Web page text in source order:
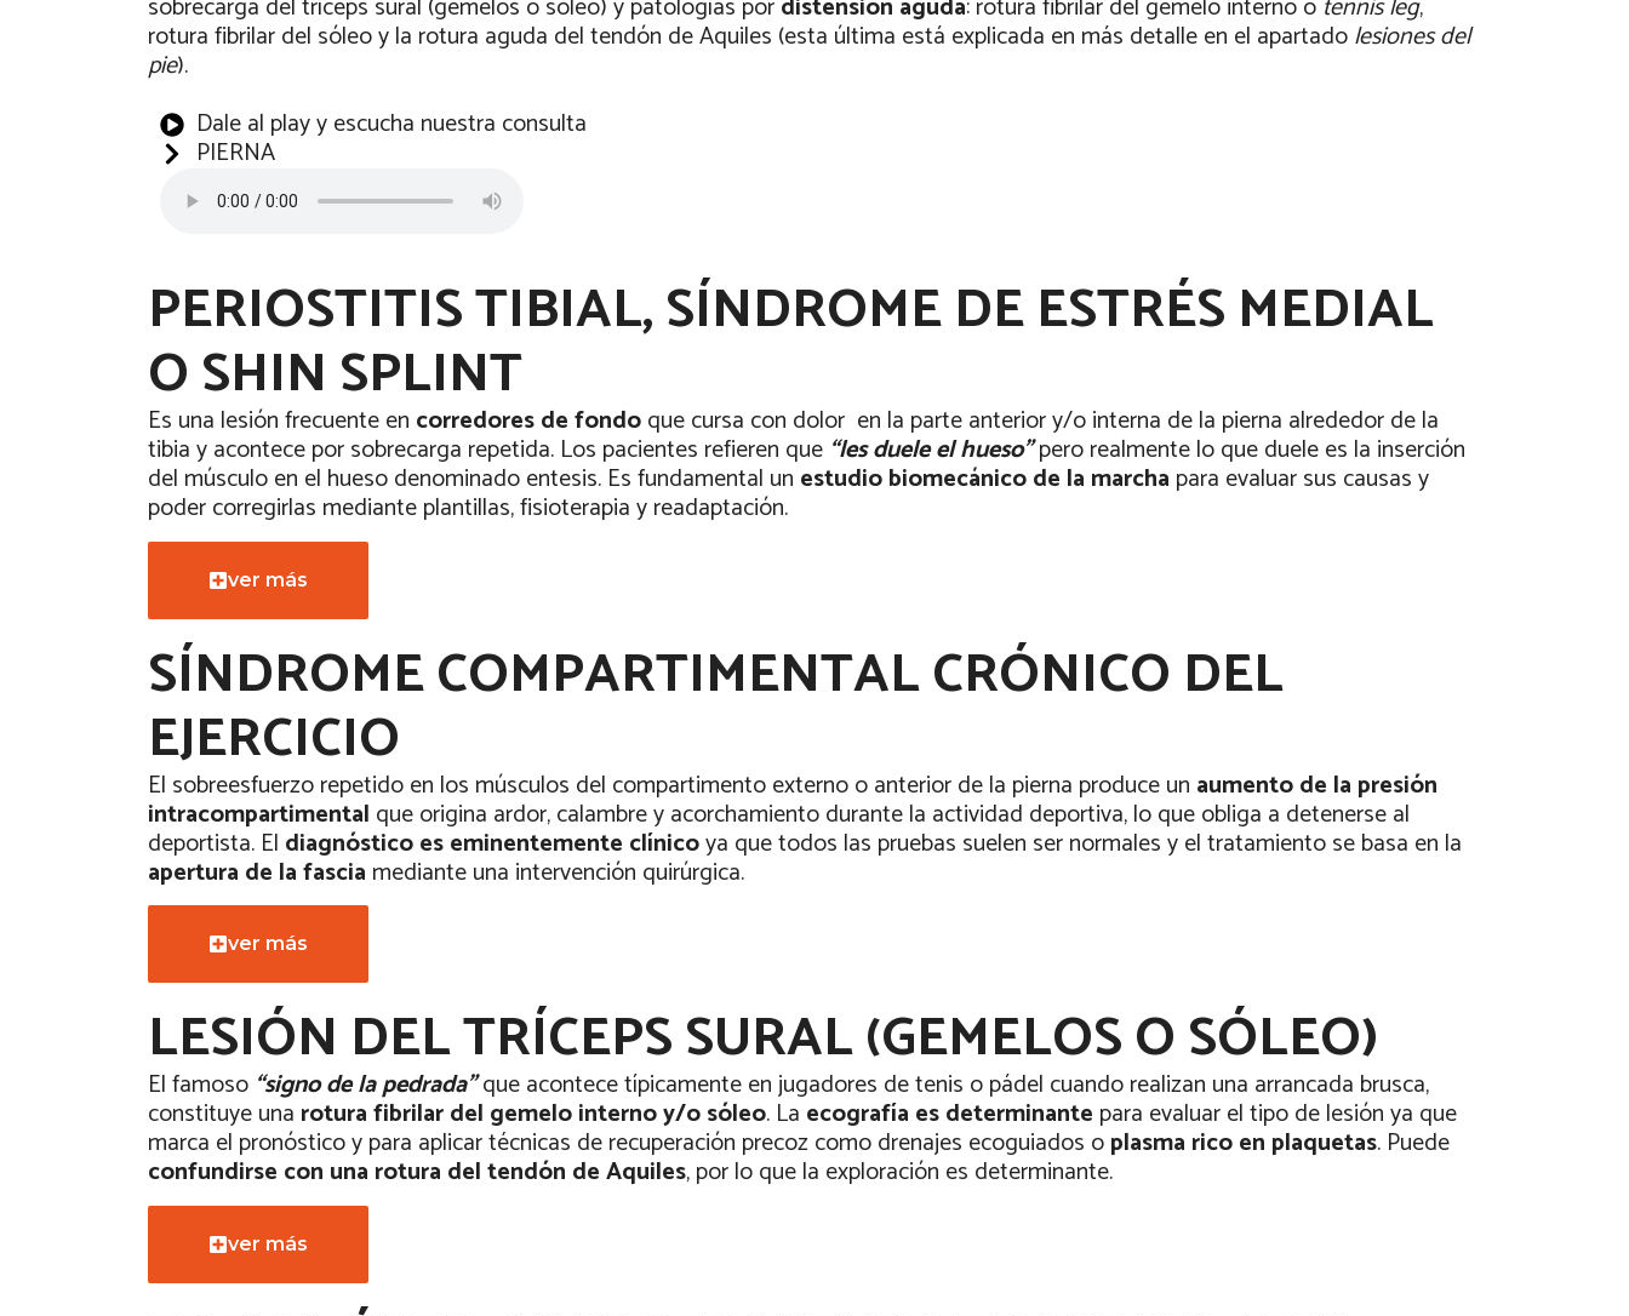
rotura fibrilar del sóleo y la rotura aguda del tendón de Aquiles (esta última está explicada en más detalle en el apartadolesiones del
pie).
Dale al play y escucha nuestra consulta
PIERNA
PERIOSTITIS TIBIAL, SÍNDROME DE ESTRÉS MEDIAL
O SHIN SPLINT
Es una lesión frecuente en corredores de fondoque cursa con dolor en la parte anterior y/o interna de la pierna alrededor de la
tibia y acontece por sobrecarga repetida. Los pacientes refieren que “les duele el hueso”pero realmente lo que duele es la inserción
del músculo en el hueso denominado entesis. Es fundamental un estudio biomecánicode la marcha para evaluar sus causas y
poder corregirlas mediante plantillas, fisioterapia y readaptación.
ver más
SÍNDROME COMPARTIMENTAL CRÓNICO DEL
EJERCICIO
El sobreesfuerzo repetido en los músculos del compartimento externo o anterior de la pierna produce un aumento de la presión
intracompartimental que origina ardor, calambre y acorchamiento durante la actividad deportiva, lo que obliga a detenerse al
deportista. El diagnóstico es eminentemente clínicoya que todos las pruebas suelen ser normales y el tratamiento se basa en la
apertura de la fascia mediante una intervención quirúrgica.
ver más
LESIÓN DEL TRÍCEPS SURAL (GEMELOS O SÓLEO)
El famoso “signo de la pedrada”que acontece típicamente en jugadores de tenis o pádel cuando realizan una arrancada brusca,
constituye una rotura fibrilar del gemelo interno y/o sóleo. La ecografía es determinante para evaluar el tipo de lesión ya que
marca el pronóstico y para aplicar técnicas de recuperación precoz como drenajes ecoguiados oplasma rico en plaquetas. Puede
confundirse con una rotura del tendón de Aquiles, por lo que la exploración es determinante.
ver más